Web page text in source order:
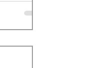
他兩個更加